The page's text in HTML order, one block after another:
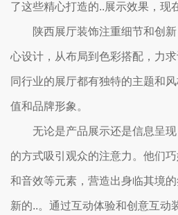
了这些精心打造的..展示效果，现
陕西展厅装饰注重细节和创
心设计，从布局到色彩搭配，力
同行业的展厅都有独特的主题和
值和品牌形象。
无论是产品展示还是信息呈
的方式吸引观众的注意力。他们
和音效等元素，营造出身临其境
新的..。通过互动体验和创意互动